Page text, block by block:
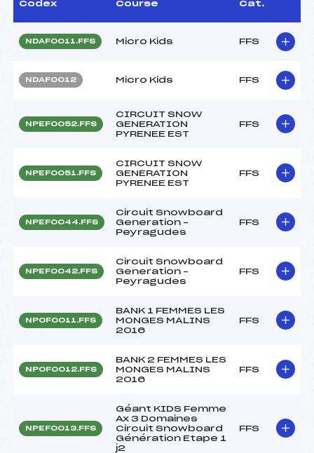
Codex Course Cat.
NDAF0011.FFS Micro Kids FFS
NDAF0012 Micro Kids FFS
NPEF0052.FFS
CIRCUIT SNOW
GENERATION
PYRENEE EST
FFS
NPEF0051.FFS
CIRCUIT SNOW
GENERATION
PYRENEE EST
FFS
NPEF0044.FFS
Circuit Snowboard
Generation –
Peyragudes
FFS
NPEF0042.FFS
Circuit Snowboard
Generation –
Peyragudes
FFS
NPOF0011.FFS
BANK 1 FEMMES LES
MONGES MALINS
2016
FFS
NPOF0012.FFS
BANK 2 FEMMES LES
MONGES MALINS
2016
FFS
NPEF0013.FFS
Géant KIDS Femme
Ax 3 Domaines
Circuit Snowboard
Génération Etape 1
j2
FFS